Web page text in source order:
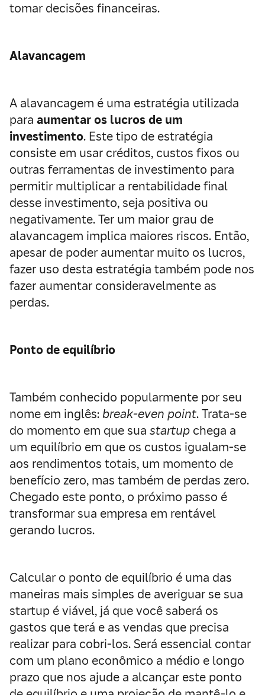
tomar decisões financeiras.
Alavancagem
A alavancagem é uma estratégia utilizada
para aumentar os lucros de um
investimento. Este tipo de estratégia
consiste em usar créditos, custos fixos ou
outras ferramentas de investimento para
permitir multiplicar a rentabilidade final
desse investimento, seja positiva ou
negativamente. Ter um maior grau de
alavancagem implica maiores riscos. Então,
apesar de poder aumentar muito os lucros,
fazer uso desta estratégia também pode nos
fazer aumentar consideravelmente as
perdas.
Ponto de equilíbrio
Também conhecido popularmente por seu
nome em inglês:break-even point. Trata-se
do momento em que sua startup chega a
um equilíbrio em que os custos igualam-se
aos rendimentos totais, um momento de
benefício zero, mas também de perdas zero.
Chegado este ponto, o próximo passo é
transformar sua empresa em rentável
gerando lucros.
Calcular o ponto de equilíbrio é uma das
maneiras mais simples de averiguar se sua
startup é viável, já que você saberá os
gastos que terá e as vendas que precisa
realizar para cobri-los. Será essencial contar
com um plano econômico a médio e longo
prazo que nos ajude a alcançar este ponto